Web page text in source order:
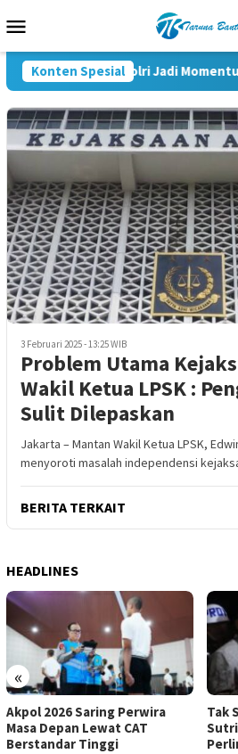
ke
Mobile
Konten Spesial
KBPP Polri Jadi Momentum
3 Februari 2025 - 13:25 WIB
Problem Utama
Wakil Ketua LPSK :
Sulit Dilepaskan
Jakarta – Mantan Wakil Ketua LPSK,
menyoroti masalah independensi
BERITA TERKAIT
HEADLINES
«
Akpol 2026 Saring Perwira
Masa Depan Lewat CAT
Berstandar Tinggi
Tak